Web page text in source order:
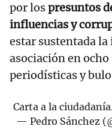
por lospresuntos
influencias y
estar sustentada
asociación en
periodísticas y
Carta a la
— Pedro Sánchez